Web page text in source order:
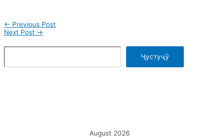
Post
navigation
← Previous Post
Next Post →
Ҷустуҷӯ
August 2026